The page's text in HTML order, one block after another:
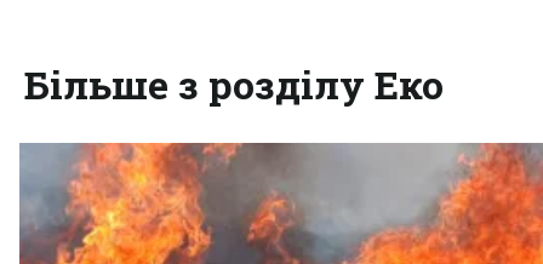
Більше з розділу Еко